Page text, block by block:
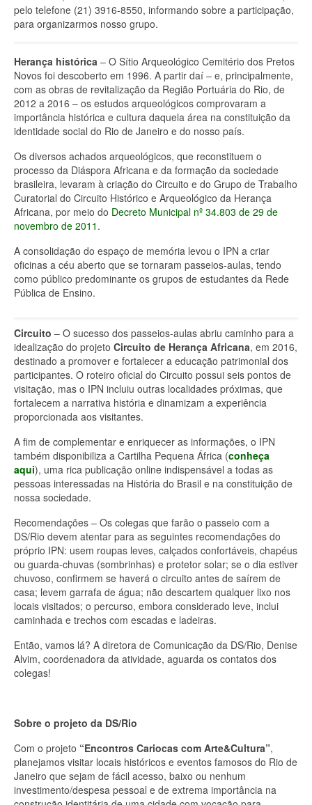
pelo telefone (21) 3916-8550, informando sobre a participação,
para organizarmos nosso grupo.
Herança histórica – O Sítio Arqueológico Cemitério dos Pretos
Novos foi descoberto em 1996. A partir daí – e, principalmente,
com as obras de revitalização da Região Portuária do Rio, de
2012 a 2016 – os estudos arqueológicos comprovaram a
importância histórica e cultura daquela área na constituição da
identidade social do Rio de Janeiro e do nosso país.
Os diversos achados arqueológicos, que reconstituem o
processo da Diáspora Africana e da formação da sociedade
brasileira, levaram à criação do Circuito e do Grupo de Trabalho
Curatorial do Circuito Histórico e Arqueológico da Herança
Africana, por meio do Decreto Municipal nº 34.803 de 29 de
novembro de 2011 .
A consolidação do espaço de memória levou o IPN a criar
oficinas a céu aberto que se tornaram passeios-aulas, tendo
como público predominante os grupos de estudantes da Rede
Pública de Ensino.
Circuito – O sucesso dos passeios-aulas abriu caminho para a
idealização do projeto Circuito de Herança Africana, em 2016,
destinado a promover e fortalecer a educação patrimonial dos
participantes. O roteiro oficial do Circuito possui seis pontos de
visitação, mas o IPN incluiu outras localidades próximas, que
fortalecem a narrativa história e dinamizam a experiência
proporcionada aos visitantes.
A fim de complementar e enriquecer as informações, o IPN
também disponibiliza a Cartilha Pequena África (conheça
aqui), uma rica publicação online indispensável a todas as
pessoas interessadas na História do Brasil e na constituição de
nossa sociedade.
Recomendações – Os colegas que farão o passeio com a
DS/Rio devem atentar para as seguintes recomendações do
próprio IPN: usem roupas leves, calçados confortáveis, chapéus
ou guarda-chuvas (sombrinhas) e protetor solar; se o dia estiver
chuvoso, confirmem se haverá o circuito antes de saírem de
casa; levem garrafa de água; não descartem qualquer lixo nos
locais visitados; o percurso, embora considerado leve, inclui
caminhada e trechos com escadas e ladeiras.
Então, vamos lá? A diretora de Comunicação da DS/Rio, Denise
Alvim, coordenadora da atividade, aguarda os contatos dos
colegas!
Sobre o projeto da DS/Rio
Com o projeto “Encontros Cariocas com Arte&Cultura”,
planejamos visitar locais históricos e eventos famosos do Rio de
Janeiro que sejam de fácil acesso, baixo ou nenhum
investimento/despesa pessoal e de extrema importância na